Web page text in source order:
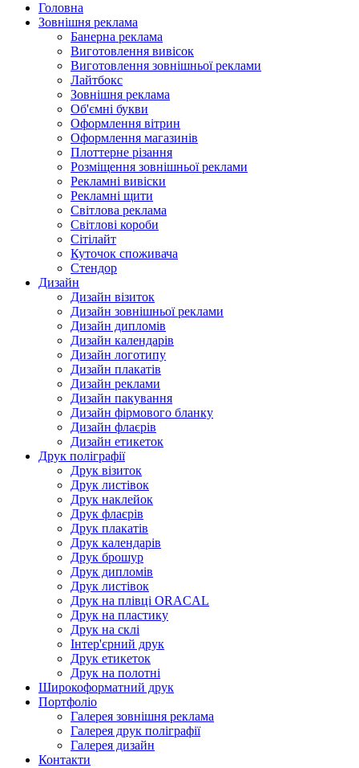
Головна
Зовнішня реклама
Банерна реклама
Виготовлення вивісок
Виготовлення зовнішньої реклами
Лайтбокс
Зовнішня реклама
Об'ємні букви
Оформлення вітрин
Оформлення магазинів
Плоттерне різання
Розміщення зовнішньої реклами
Рекламні вивіски
Рекламні щити
Світлова реклама
Світлові короби
Сітілайт
Куточок споживача
Стендор
Дизайн
Дизайн візиток
Дизайн зовнішньої реклами
Дизайн дипломів
Дизайн календарів
Дизайн логотипу
Дизайн плакатів
Дизайн реклами
Дизайн пакування
Дизайн фірмового бланку
Дизайн флаєрів
Дизайн етикеток
Друк поліграфії
Друк візиток
Друк листівок
Друк наклейок
Друк флаєрів
Друк плакатів
Друк календарів
Друк брошур
Друк дипломів
Друк листівок
Друк на плівці ORACAL
Друк на пластику
Друк на склі
Інтер'єрний друк
Друк етикеток
Друк на полотні
Широкоформатний друк
Портфоліо
Галерея зовнішня реклама
Галерея друк поліграфії
Галерея дизайн
Контакти